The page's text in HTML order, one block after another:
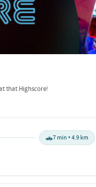
that Highscore!
🚗7 min • 4.9 km